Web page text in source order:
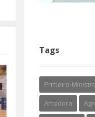
Tags
Primeiro-Ministro
Amadora